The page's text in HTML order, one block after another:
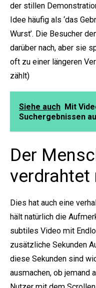
der stillen
Idee häufig als ‘das
Wurst’. Die Besucher
darüber nach, aber sie
oft zu einer längeren
zählt)
Siehe auch Mit
Suchergebnissen
Der
verdrahtet
Dies hat auch eine
hält natürlich die
subtiles Video mit
zusätzliche Sekunden
diese Sekunden sind
ausmachen, ob jemand